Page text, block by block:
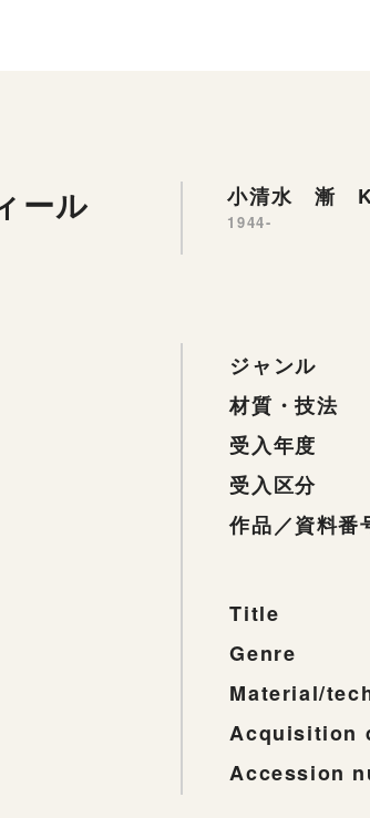
ール 小清水 漸
1944-
ジャンル
材質・技法
受入年度
受入区分
作品／資料番
Title
Genre
Material/
Acquisition
Accession